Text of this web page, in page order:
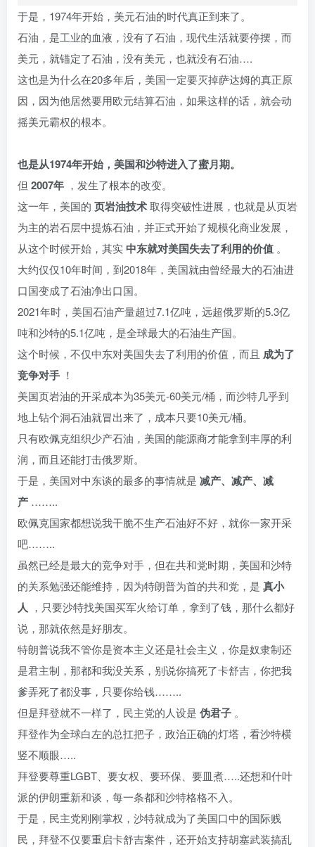
于是，1974年开始，美元石油的时代真正到来了。
石油，是工业的血液，没有了石油，现代生活就要停摆，而
美元，就锚定了石油，没有美元，也就没有石油….
这也是为什么在20多年后，美国一定要灭掉萨达姆的真正原
因，因为他居然要用欧元结算石油，如果这样的话，就会动
摇美元霸权的根本。
也是从1974年开始，美国和沙特进入了蜜月期。
但 2007年 ，发生了根本的改变。
这一年，美国的 页岩油技术取得突破性进展，也就是从页岩
为主的岩石层中提炼石油，并正式开始了规模化商业发展，
从这个时候开始，其实中东就对美国失去了利用的价值 。
大约仅仅10年时间，到2018年，美国就由曾经最大的石油进
口国变成了石油净出口国。
2021年时，美国石油产量超过7.1亿吨，远超俄罗斯的5.3亿
吨和沙特的5.1亿吨，是全球最大的石油生产国。
这个时候，不仅中东对美国失去了利用的价值，而且 成为了
竞争对手 ！
美国页岩油的开采成本为35美元-60美元/桶，而沙特几乎到
地上钻个洞石油就冒出来了，成本只要10美元/桶。
只有欧佩克组织少产石油，美国的能源商才能拿到丰厚的利
润，而且还能打击俄罗斯。
于是，美国对中东谈的最多的事情就是 减产、减产、减
产 ……..
欧佩克国家都想说我干脆不生产石油好不好，就你一家开采
吧……..
虽然已经是最大的竞争对手，但在共和党时期，美国和沙特
的关系勉强还能维持，因为特朗普为首的共和党，是 真小
人 ，只要沙特找美国买军火给订单，拿到了钱，那什么都好
说，那就依然是好朋友。
特朗普说我不管你是资本主义还是社会主义，你是奴隶制还
是君主制，那都和我没关系，别说你搞死了卡舒吉，你把我
爹弄死了都没事，只要你给钱……..
但是拜登就不一样了，民主党的人设是 伪君子 。
拜登作为全球白左的总扛把子，政治正确的灯塔，看沙特横
竖不顺眼…..
拜登要尊重LGBT、要女权、要环保、要皿煮…..还想和什叶
派的伊朗重新和谈，每一条都和沙特格格不入。
于是，民主党刚刚掌权，沙特就成为了美国口中的国际贱
民，拜登不仅要重启卡舒吉案件，还开始支持胡塞武装搞乱